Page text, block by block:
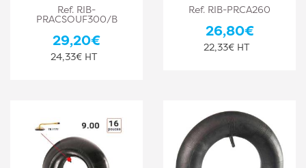
Ref. RIB-
PRACSOUF300/B
29,20€
24,33€ HT
Ref. RIB-PRCA260
26,80€
22,33€ HT